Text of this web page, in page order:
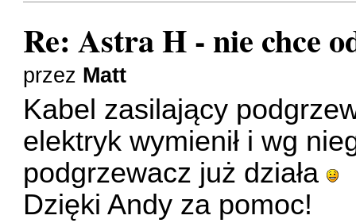
Re: Astra H - nie chce
przez Matt
Kabel zasilający
elektryk wymienił i wg
podgrzewacz już działa
Dzięki Andy za pomoc!